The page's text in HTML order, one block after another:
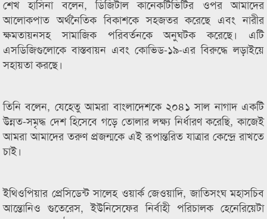
শেখ হাসিনা বলেন, ডিজিটাল কানেকটিভিটির ওপর আমাদের
আলোকপাত অর্থনৈতিক বিকাশকে সহজতর করেছে এবং নারীর
ক্ষমতায়নসহ সামাজিক পরিবর্তনকে অনুঘটক করেছে। এটি
এসডিজিগুলোকে বাস্তবায়ন এবং কোভিড-১৯-এর বিরুদ্ধে লড়াইয়ে
সহায়তা করছে।
তিনি বলেন, যেহেতু আমরা বাংলাদেশকে ২০৪১ সাল নাগাদ একটি
উন্নত-সমৃদ্ধ দেশ হিসেবে গড়ে তোলার লক্ষ্য নির্ধারণ করেছি, কাজেই
আমরা আমাদের তরুণ প্রজন্মকে এই রূপান্তরিত যাত্রার কেন্দ্রে রাখতে
চাই।
ইথিওপিয়ার প্রেসিডেন্ট সালেহ ওয়ার্ক জেওয়াদি, জাতিসংঘ মহাসচিব
আন্তোনিও গুতেরেস, ইউনিসেফের নির্বাহী পরিচালক হেনেরিয়েটা